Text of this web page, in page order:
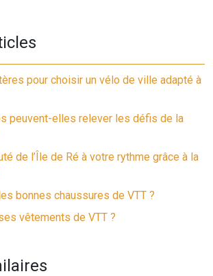
pour choisir un vélo de ville adapté à
peuvent-elles relever les défis de la
de l’Île de Ré à votre rythme grâce à la
bonnes chaussures de VTT ?
vêtements de VTT ?